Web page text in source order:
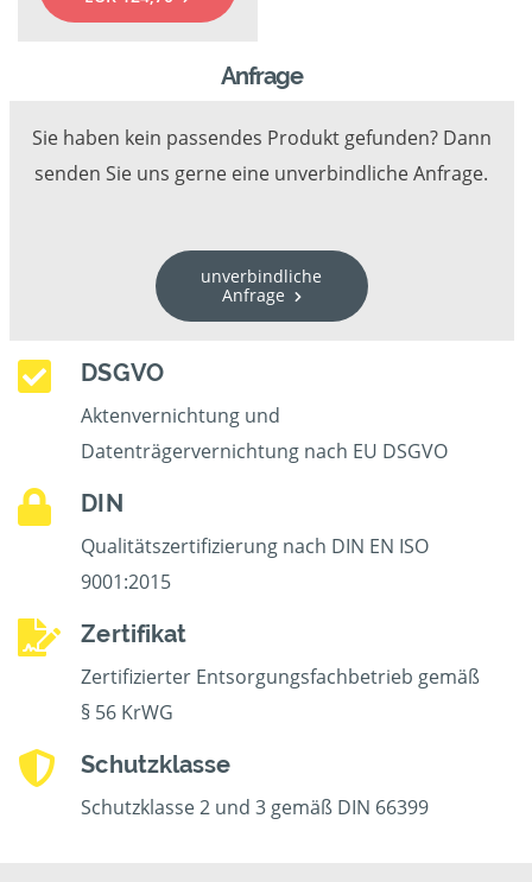
Anfrage
Sie haben kein passendes Produkt gefunden? Dann
senden Sie uns gerne eine unverbindliche Anfrage.
unverbindliche
Anfrage
DSGVO
Aktenvernichtung und
Datenträgervernichtung nach EU DSGVO
DIN
Qualitätszertifizierung nach DIN EN ISO
9001:2015
Zertifikat
Zertifizierter Entsorgungsfachbetrieb gemäß
§ 56 KrWG
Schutzklasse
Schutzklasse 2 und 3 gemäß DIN 66399